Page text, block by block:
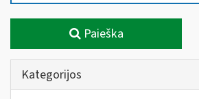
Paieška
Kategorijos